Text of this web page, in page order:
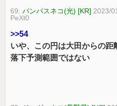
69:パンパスネコ(光) [KR] 2023/
PeXt0
>>54
いや、この円は大田からの距
落下予測範囲ではない